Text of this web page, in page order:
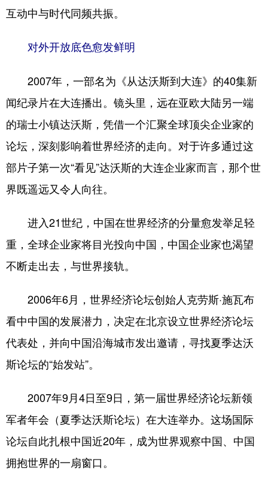
互动中与时代同频共振。
对外开放底色愈发鲜明
2007年，一部名为《从达沃斯到大连》的40集新
闻纪录片在大连播出。镜头里，远在亚欧大陆另一端
的瑞士小镇达沃斯，凭借一个汇聚全球顶尖企业家的
论坛，深刻影响着世界经济的走向。对于许多通过这
部片子第一次“看见”达沃斯的大连企业家而言，那个世
界既遥远又令人向往。
进入21世纪，中国在世界经济的分量愈发举足轻
重，全球企业家将目光投向中国，中国企业家也渴望
不断走出去，与世界接轨。
2006年6月，世界经济论坛创始人克劳斯·施瓦布
看中中国的发展潜力，决定在北京设立世界经济论坛
代表处，并向中国沿海城市发出邀请，寻找夏季达沃
斯论坛的“始发站”。
2007年9月4日至9日，第一届世界经济论坛新领
军者年会（夏季达沃斯论坛）在大连举办。这场国际
论坛自此扎根中国近20年，成为世界观察中国、中国
拥抱世界的一扇窗口。